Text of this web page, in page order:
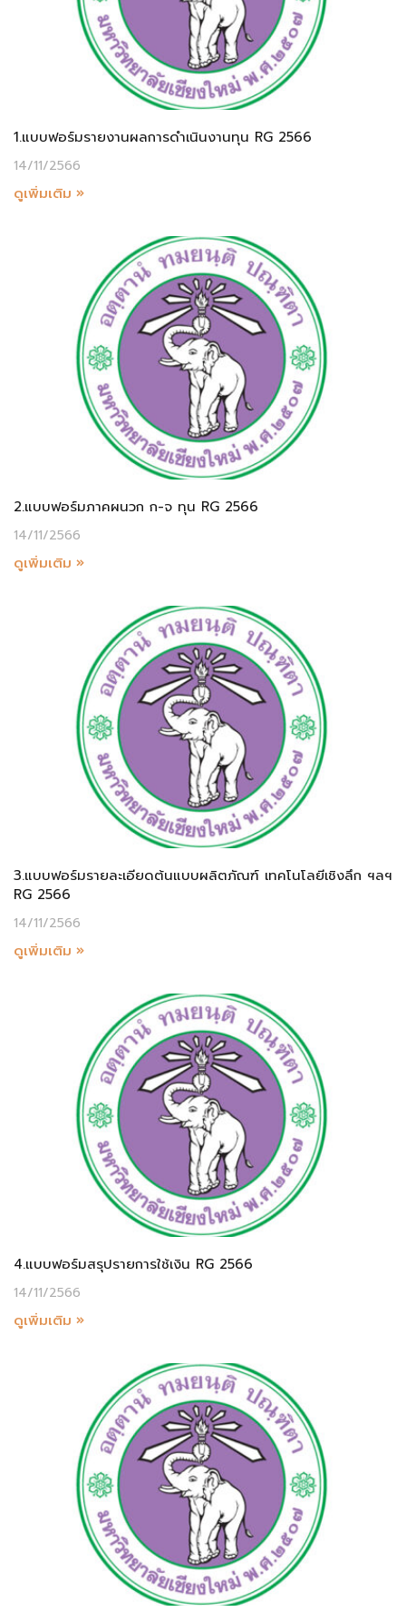
1.แบบฟอร์มรายงานผลการดำเนินงานทุน RG 2566
14/11/2566
ดูเพิ่มเติม »
2.แบบฟอร์มภาคผนวก ก-จ ทุน RG 2566
14/11/2566
ดูเพิ่มเติม »
3.แบบฟอร์มรายละเอียดต้นแบบผลิตภัณฑ์ เทคโนโลยีเชิงลึก ฯลฯ
RG 2566
14/11/2566
ดูเพิ่มเติม »
4.แบบฟอร์มสรุปรายการใช้เงิน RG 2566
14/11/2566
ดูเพิ่มเติม »